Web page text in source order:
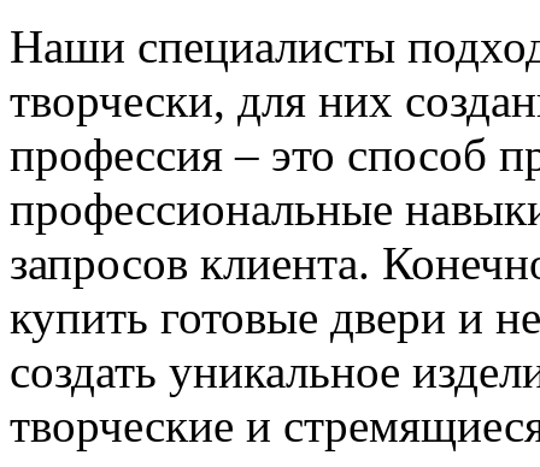
Наши специалисты
творчески, для них
профессия – это способ
профессиональные
запросов клиента.
купить готовые двери и
создать уникальное
творческие и